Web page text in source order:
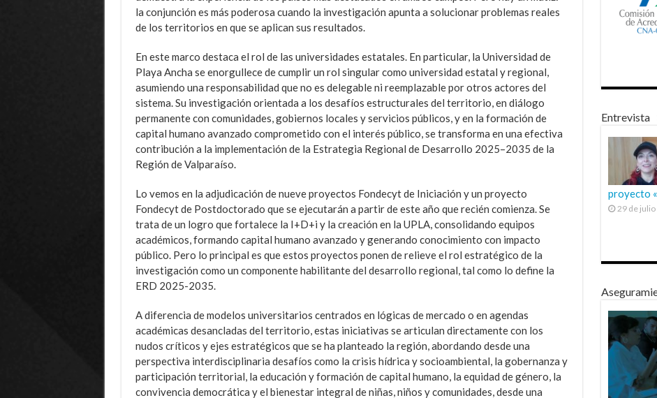
la conjunción es más poderosa cuando la investigación apunta a solucionar problemas reales
de los territorios en que se aplican sus resultados.
En este marco destaca el rol de las universidades estatales. En particular, la Universidad de
Playa Ancha se enorgullece de cumplir un rol singular como universidad estatal y regional,
asumiendo una responsabilidad que no es delegable ni reemplazable por otros actores del
sistema. Su investigación orientada a los desafíos estructurales del territorio, en diálogo
permanente con comunidades, gobiernos locales y servicios públicos, y en la formación de
capital humano avanzado comprometido con el interés público, se transforma en una efectiva
contribución a la implementación de la Estrategia Regional de Desarrollo 2025–2035 de la
Región de Valparaíso.
Lo vemos en la adjudicación de nueve proyectos Fondecyt de Iniciación y un proyecto
Fondecyt de Postdoctorado que se ejecutarán a partir de este año que recién comienza. Se
trata de un logro que fortalece la I+D+i y la creación en la UPLA, consolidando equipos
académicos, formando capital humano avanzado y generando conocimiento con impacto
público. Pero lo principal es que estos proyectos ponen de relieve el rol estratégico de la
investigación como un componente habilitante del desarrollo regional, tal como lo define la
ERD 2025-2035.
A diferencia de modelos universitarios centrados en lógicas de mercado o en agendas
académicas desancladas del territorio, estas iniciativas se articulan directamente con los
nudos críticos y ejes estratégicos que se ha planteado la región, abordando desde una
perspectiva interdisciplinaria desafíos como la crisis hídrica y socioambiental, la gobernanza y
participación territorial, la educación y formación de capital humano, la equidad de género, la
convivencia democrática y el bienestar integral de niñas, niños y comunidades, desde una
Entrevista
proyecto
29 de